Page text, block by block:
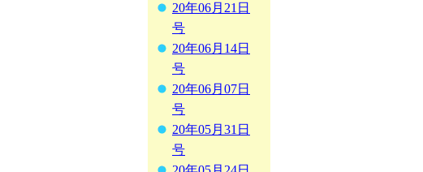
20年06月21日
号
20年06月14日
号
20年06月07日
号
20年05月31日
号